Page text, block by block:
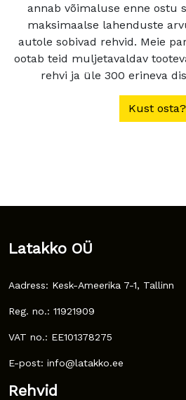
annab võimaluse enne ostu
maksimaalse lahenduste
autole sobivad rehvid. Meie
ootab teid muljetavaldav
rehvi ja üle 300 erineva
Kust osta?
Latakko OÜ
Aadress: Kesk-Ameerika 7-1, Tallinn
Reg. no.: 11921909
VAT no.: EE101378275
E-post: info@latakko.ee
Rehvid